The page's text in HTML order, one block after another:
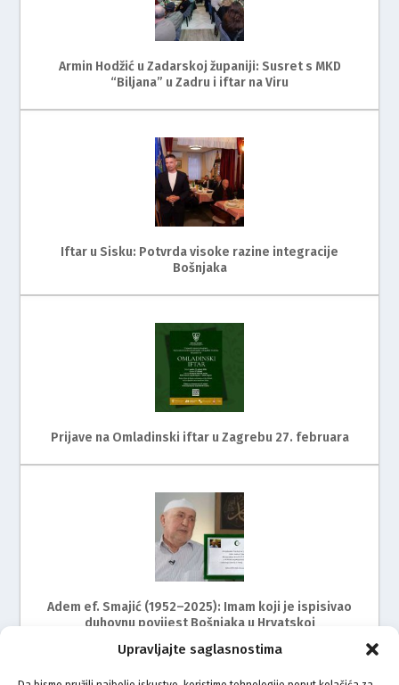
Upravljajte saglasnostima
Armin Hodžić u Zadarskoj županiji: Susret s MKD
“Biljana” u Zadru i iftar na Viru
Iftar u Sisku: Potvrda visoke razine integracije
Bošnjaka
Prijave na Omladinski iftar u Zagrebu 27. februara
Adem ef. Smajić (1952–2025): Imam koji je ispisivao
duhovnu povijest Bošnjaka u Hrvatskoj